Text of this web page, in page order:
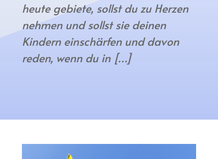
heute gebiete, sollst du zu Herzen
nehmen und sollst sie deinen
Kindern einschärfen und davon
reden, wenn du in […]